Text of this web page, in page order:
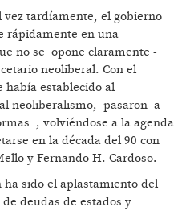
vez tardíamente, el gobierno
rápidamente en una
no se opone claramente -
neoliberal. Con el
había establecido al
neoliberalismo, pasaron a
, volviéndose a la agenda
en la década del 90 con
y Fernando H. Cardoso.
sido el aplastamiento del
deudas de estados y